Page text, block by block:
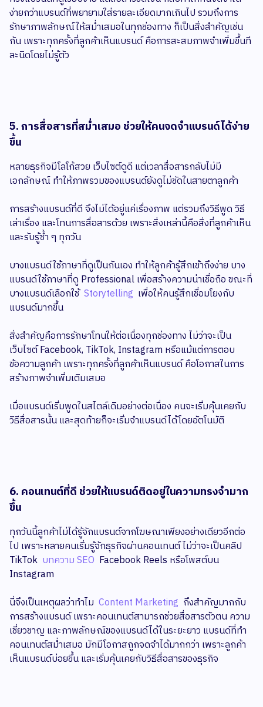
ง่ายกว่าแบรนด์ที่พยายามใส่รายละเอียดมากเกินไป รวมถึงการ
รักษาภาพลักษณ์ให้สม่ำเสมอในทุกช่องทาง ก็เป็นสิ่งสำคัญเช่น
กัน เพราะทุกครั้งที่ลูกค้าเห็นแบรนด์ คือการสะสมภาพจำเพิ่มขึ้นที
ละนิดโดยไม่รู้ตัว
5. การสื่อสารที่สม่ำเสมอ ช่วยให้คนจดจำแบรนด์ได้ง่าย
ขึ้น
หลายธุรกิจมีโลโก้สวย เว็บไซต์ดูดี แต่เวลาสื่อสารกลับไม่มี
เอกลักษณ์ ทำให้ภาพรวมของแบรนด์ยังดูไม่ชัดในสายตาลูกค้า
การสร้างแบรนด์ที่ดี จึงไม่ได้อยู่แค่เรื่องภาพ แต่รวมถึงวิธีพูด วิธี
เล่าเรื่อง และโทนการสื่อสารด้วย เพราะสิ่งเหล่านี้คือสิ่งที่ลูกค้าเห็น
และรับรู้ซ้ำ ๆ ทุกวัน
บางแบรนด์ใช้ภาษาที่ดูเป็นกันเอง ทำให้ลูกค้ารู้สึกเข้าถึงง่าย บาง
แบรนด์ใช้ภาษาที่ดู Professional เพื่อสร้างความน่าเชื่อถือ ขณะที่
บางแบรนด์เลือกใช้Storytelling เพื่อให้คนรู้สึกเชื่อมโยงกับ
แบรนด์มากขึ้น
สิ่งสำคัญคือการรักษาโทนให้ต่อเนื่องทุกช่องทาง ไม่ว่าจะเป็น
เว็บไซต์ Facebook, TikTok, Instagram หรือแม้แต่การตอบ
ข้อความลูกค้า เพราะทุกครั้งที่ลูกค้าเห็นแบรนด์ คือโอกาสในการ
สร้างภาพจำเพิ่มเติมเสมอ
เมื่อแบรนด์เริ่มพูดในสไตล์เดิมอย่างต่อเนื่อง คนจะเริ่มคุ้นเคยกับ
วิธีสื่อสารนั้น และสุดท้ายก็จะเริ่มจำแบรนด์ได้โดยอัตโนมัติ
6. คอนเทนต์ที่ดี ช่วยให้แบรนด์ติดอยู่ในความทรงจำมาก
ขึ้น
ทุกวันนี้ลูกค้าไม่ได้รู้จักแบรนด์จากโฆษณาเพียงอย่างเดียวอีกต่อ
ไป เพราะหลายคนเริ่มรู้จักธุรกิจผ่านคอนเทนต์ ไม่ว่าจะเป็นคลิป
TikTok บทความ SEO Facebook Reels หรือโพสต์บน
Instagram
นี่จึงเป็นเหตุผลว่าทำไม Content Marketing ถึงสำคัญมากกับ
การสร้างแบรนด์ เพราะคอนเทนต์สามารถช่วยสื่อสารตัวตน ความ
เชี่ยวชาญ และภาพลักษณ์ของแบรนด์ได้ในระยะยาว แบรนด์ที่ทำ
คอนเทนต์สม่ำเสมอ มักมีโอกาสถูกจดจำได้มากกว่า เพราะลูกค้า
เห็นแบรนด์บ่อยขึ้น และเริ่มคุ้นเคยกับวิธีสื่อสารของธุรกิจ